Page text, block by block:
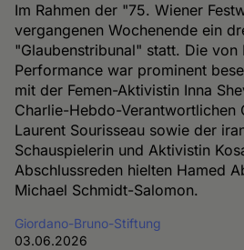
Im Rahmen der "75. Wiener
vergangenen Wochenende ein
"Glaubenstribunal" statt. Die von
Performance war prominent
mit der Femen-Aktivistin Inna
Charlie-Hebdo-Verantwortlichen
Laurent Sourisseau sowie der
Schauspielerin und Aktivistin
Abschlussreden hielten Hamed
Michael Schmidt-Salomon.
Giordano-Bruno-Stiftung
03.06.2026